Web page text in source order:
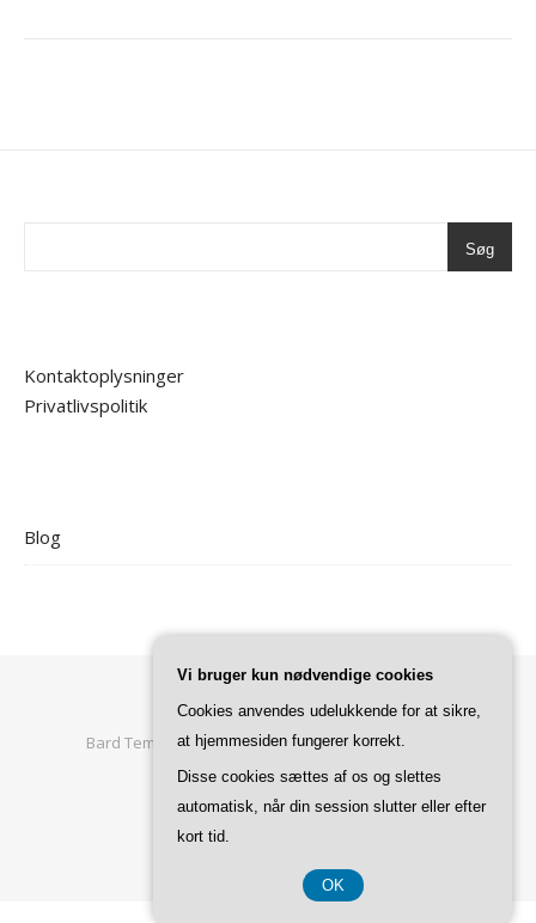
Søg
Kontaktoplysninger
Privatlivspolitik
Blog
Bard Tema afWP Royal. Forside Privatlivspolitik
TILBAGE TIL TOPPEN
Vi bruger kun nødvendige cookies
Cookies anvendes udelukkende for at sikre,
at hjemmesiden fungerer korrekt.
Disse cookies sættes af os og slettes
automatisk, når din session slutter eller efter
kort tid.
OK